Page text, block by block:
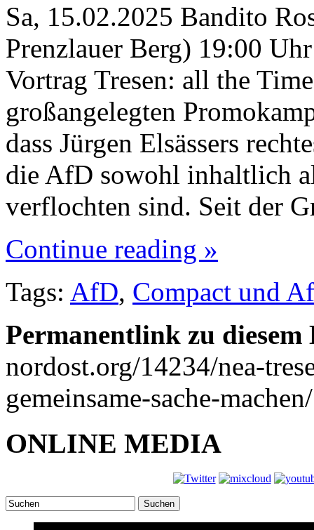
Sa, 15.02.2025 Bandito
Prenzlauer Berg) 19:00
Vortrag Tresen: all the
großangelegten
dass Jürgen Elsässers
die AfD sowohl inhaltlich
verflochten sind. Seit der
Continue reading »
Tags: AfD, Compact und
Permanentlink zu
nordost.org/14234/nea-
gemeinsame-sache-machen/
ONLINE MEDIA
Suchen